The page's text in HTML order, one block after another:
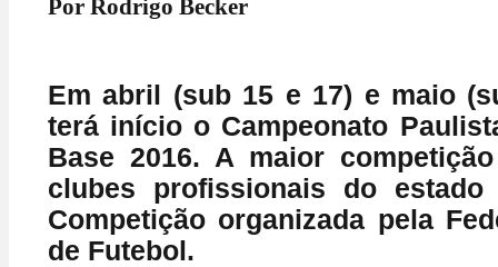
Por Rodrigo Becker
Em abril (sub 15 e 17) e maio
terá início o Campeonato
Base 2016. A maior
clubes profissionais do
Competição organizada pela
de Futebol.